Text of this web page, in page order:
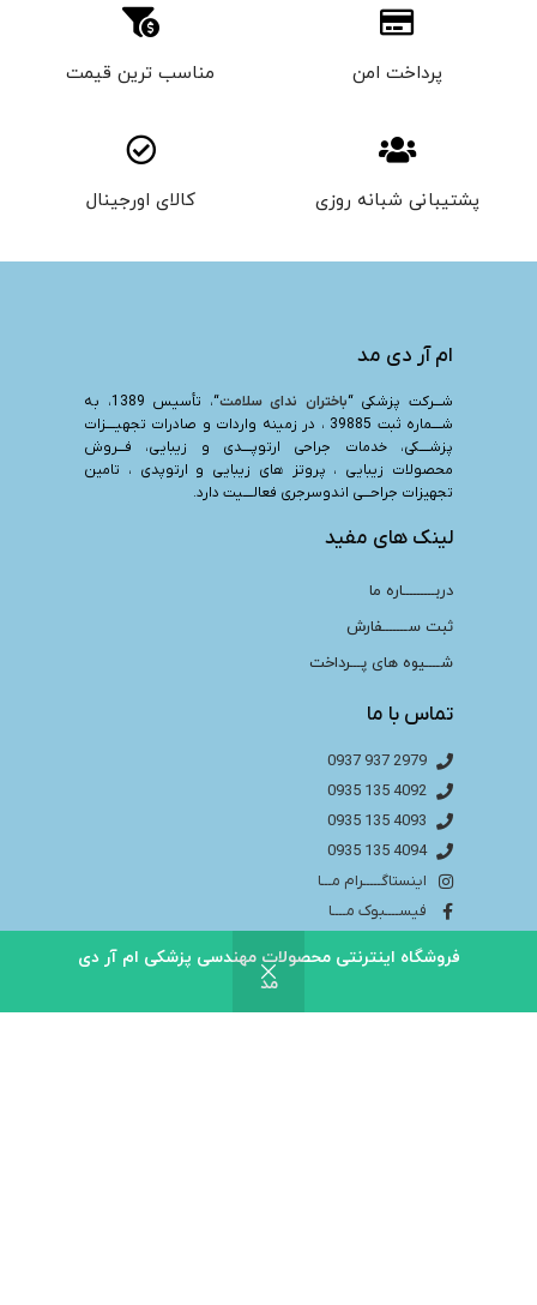
فروشگاه اینترنتی محصولات مهندسی پزشکی ام آر دی
مد
پرداخت امن مناسب ترین قیمت
پشتیبانی شبانه روزی کالای اورجینال
ام آر دی مد
شـــرکت پزشکی “باختران ندای سلامت
“، تأسیس 1389، به
شــــماره ثبت 39885 ، در زمینه واردات و صادرات تجهیــــزات
پزشــــکی، خدمات جراحی ارتوپــــدی و زیبایی، فـــروش
محصولات زیبایی ، پروتز های زیبایی و ارتوپدی ، تامین
تجهیزات جراحـــی اندوسرجری فعالــــیت دارد.
لینک های مفید
دربـــــــــاره ما
ثبت ســـــــفارش
شــــیوه های پـــرداخت
تماس با ما
2979 937 0937
4092 135 0935
4093 135 0935
4094 135 0935
اینستاگـــــرام مـــا
فیســــبوک مــــا